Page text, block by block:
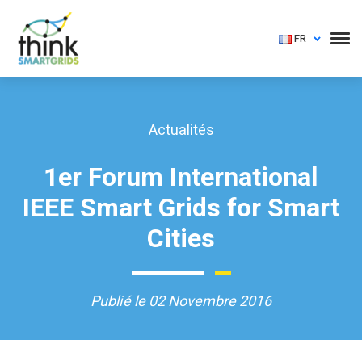
FR
Actualités
1er Forum International
IEEE Smart Grids for Smart
Cities
Publié le 02 Novembre 2016